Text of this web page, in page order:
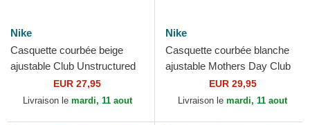
Nike
Casquette courbée beige
ajustable Club Unstructured
Organic Cotton Oakland
Athletics MLB Nike
EUR 27,95
Livraison le mardi, 11 aout
Nike
Casquette courbée blanche
ajustable Mothers Day Club
Unstructured Organic Cotton
New York Yankees...
EUR 29,95
Livraison le mardi, 11 aout